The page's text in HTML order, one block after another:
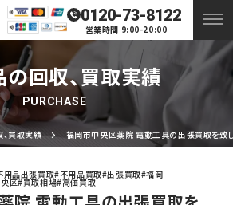
0120-73-8122
営業時間 9:00-20:00
回収、買取実績
PURCHASE
買取実績 福岡市中央区薬院 電動工具の出張買取を致し
用品出張買取#不用品買取#出張買取#福岡
区#買取相場#高価買取